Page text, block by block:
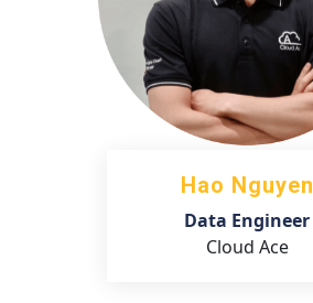
Hao Nguyen
Data Engineer
Cloud Ace